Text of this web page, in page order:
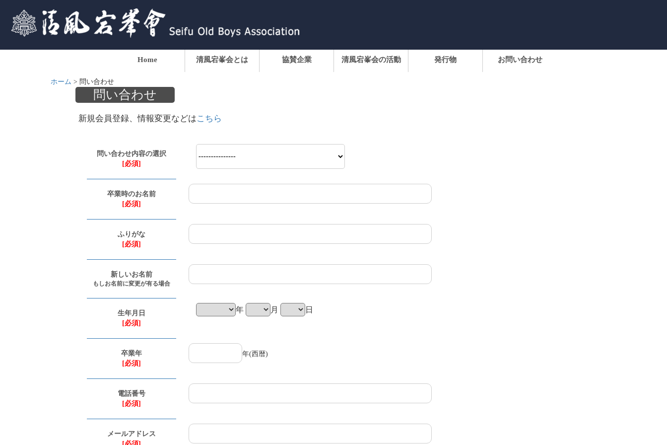
Home 清風宕峯会とは 協賛企業 清風宕峯会の活動 発行物 お問い合わせ
ホーム > 問い合わせ
問い合わせ
新規会員登録、情報変更などはこちら
問い合わせ内容の選択
[必須]
卒業時のお名前
[必須]
ふりがな
[必須]
新しいお名前
もしお名前に変更が有る場合
生年月日
[必須]
年 月 日
卒業年
[必須]
年(西暦)
電話番号
[必須]
メールアドレス